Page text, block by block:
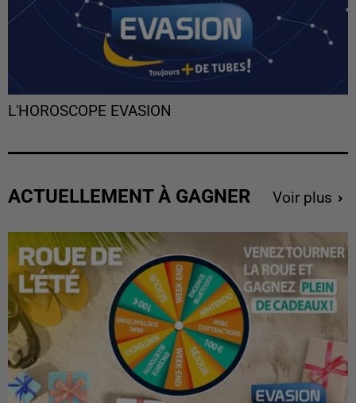
L'HOROSCOPE EVASION
ACTUELLEMENT À GAGNER Voir plus